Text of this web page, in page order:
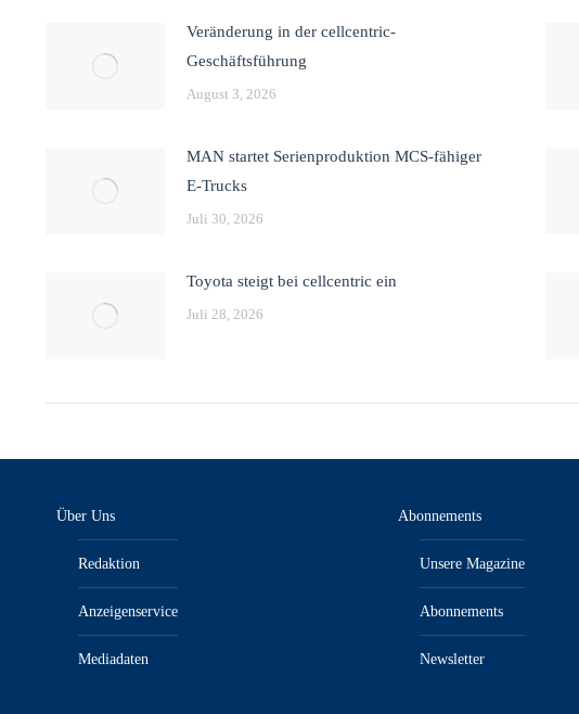
Veränderung in der cellcentric-
Geschäftsführung
August 3, 2026
MAN startet Serienproduktion MCS-fähiger
E-Trucks
Juli 30, 2026
Toyota steigt bei cellcentric ein
Juli 28, 2026
Über Uns
Redaktion
Anzeigenservice
Mediadaten
Abonnements
Unsere Magazine
Abonnements
Newsletter